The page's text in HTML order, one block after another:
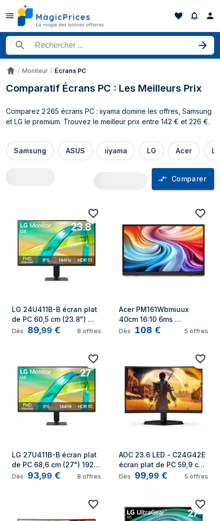
Rechercher un produit
AccueilMoniteur Écrans PC
Comparatif Écrans PC : Les Meilleurs Prix
Comparez 2 265 écrans PC : iiyama domine les offres, Samsung
et LG le premium. Trouvez le meilleur prix entre 142 € et 226 €.
Samsung ASUS iiyama LG Acer
Comparer
Comparateur de prix Écrans PC
LG 24U411B-B écran plat
de PC 60,5 cm (23.8")
1920 x 1080 pixels Full HD
Dès 89,99 € 8 offres
Acer PM161Wbmiuux
40cm 16:10 6ms
220nits15.6' écran plat de
Dès 108 € 5 offres
LG 27U411B-B écran plat
de PC 68,6 cm (27") 1920
x 1080 pixels Full HD LCD
Dès 93,99 € 8 offres
AOC 23.6 LED - C24G42E
écran plat de PC 59,9 cm
(23.6") 1920 x 1080 pixels
Dès 99,99 € 5 offres